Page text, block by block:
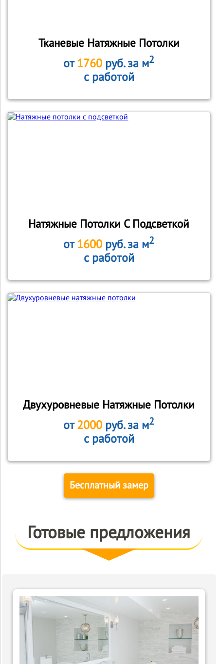
Тканевые Натяжные Потолки
от1760 руб. за м2
с работой
Натяжные Потолки С Подсветкой
от1600 руб. за м2
с работой
Двухуровневые Натяжные Потолки
от2000 руб. за м2
с работой
Бесплатный замер
Готовые предложения